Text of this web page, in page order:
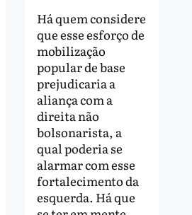
Há quem considere
que esse esforço de
mobilização
popular de base
prejudicaria a
aliança com a
direita não
bolsonarista, a
qual poderia se
alarmar com esse
fortalecimento da
esquerda. Há que